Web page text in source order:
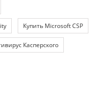
Купить Microsoft CSP
Касперского